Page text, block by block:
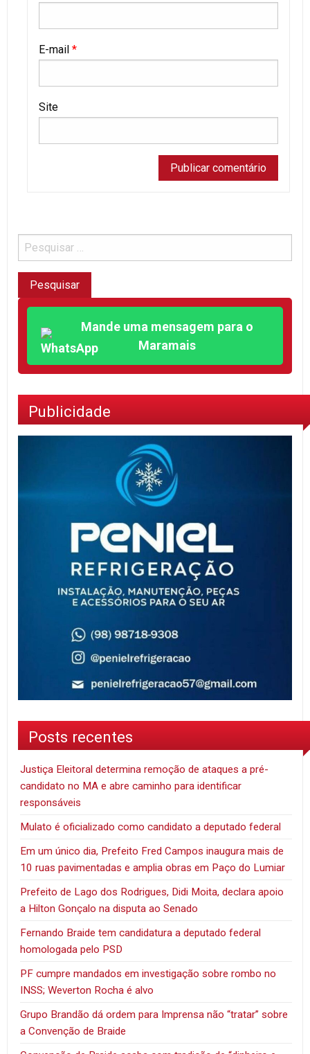
E-mail *
Site
Mande uma mensagem para o
Maramais
Publicidade
Posts recentes
Justiça Eleitoral determina remoção de ataques a pré-
candidato no MA e abre caminho para identificar
responsáveis
Mulato é oficializado como candidato a deputado federal
Em um único dia, Prefeito Fred Campos inaugura mais de
10 ruas pavimentadas e amplia obras em Paço do Lumiar
Prefeito de Lago dos Rodrigues, Didi Moita, declara apoio
a Hilton Gonçalo na disputa ao Senado
Fernando Braide tem candidatura a deputado federal
homologada pelo PSD
PF cumpre mandados em investigação sobre rombo no
INSS; Weverton Rocha é alvo
Grupo Brandão dá ordem para Imprensa não “tratar” sobre
a Convenção de Braide